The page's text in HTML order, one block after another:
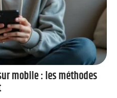
mobile : les méthodes